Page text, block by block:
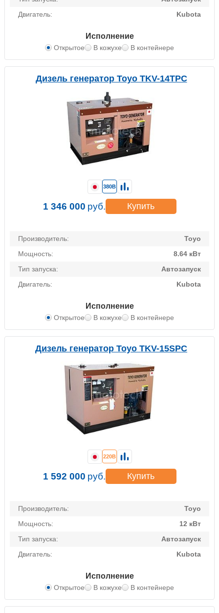
Двигатель:
Kubota
Исполнение
Открытое В кожухе В контейнере
Дизель генератор Toyo TKV-14TPC
Производитель:
Toyo
Мощность:
8.64 кВт
Тип запуска:
Автозапуск
Двигатель:
Kubota
Исполнение
Открытое В кожухе В контейнере
380В
1 346 000 руб. Купить
Дизель генератор Toyo TKV-15SPC
Производитель:
Toyo
Мощность:
12 кВт
Тип запуска:
Автозапуск
Двигатель:
Kubota
Исполнение
Открытое В кожухе В контейнере
220В
1 592 000 руб. Купить